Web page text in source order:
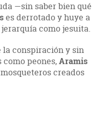
—sin saber bien qué
es derrotado y huye a
como jesuita.
la conspiración y sin
peones,Aramis
creados